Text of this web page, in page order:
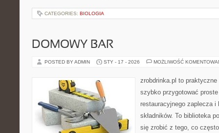
CATEGORIES: BIOLOGIA
DOMOWY BAR
POSTED BY ADMIN STY - 17 - 2026 MOŻLIWOŚĆ
zrobdrinka.pl to
szybko przygotować
restauracyjnego zaplecza i
składników. To biblioteka
się zrobić z tego, co